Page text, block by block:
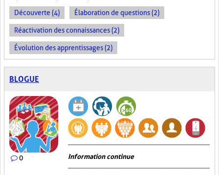
Découverte (4) Élaboration de questions (2)
Réactivation des connaissances (2)
Évolution des apprentissages (2)
BLOGUE
0 Information continue